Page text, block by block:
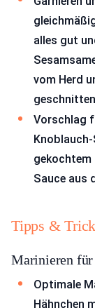
alles gut
vom Herd
Vorschlag
Sauce aus
Tipps &
Marinieren für
Optimale
Hähnchen